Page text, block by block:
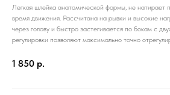
Легкая шлейка анатомической формы, не
время движения. Рассчитана на рывки и высокие
через голову и быстро застегивается по бокам с
регулировки позволяют максимально точно
1 850 р.